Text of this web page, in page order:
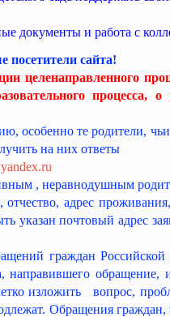
и работа с
посетители сайта!
целенаправленного
процесса, о
особенно те родители,
на них ответы
, неравнодушным
адрес
почтовый адрес
граждан
изложить вопрос,
Обращения